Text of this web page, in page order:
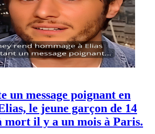
un message poignant en
le jeune garçon de 14
mort il y a un mois à Paris.